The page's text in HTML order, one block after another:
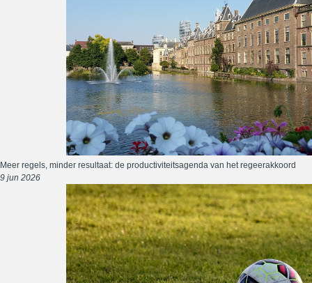
Meer regels, minder resultaat: de productiviteitsagenda van het regeerakkoord
9 jun 2026